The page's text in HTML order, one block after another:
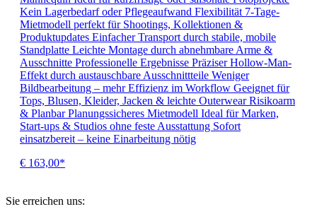
Kein Lagerbedarf oder Pflegeaufwand Flexibilität 7-Tage-
Mietmodell perfekt für Shootings, Kollektionen &
Produktupdates Einfacher Transport durch stabile, mobile
Standplatte Leichte Montage durch abnehmbare Arme &
Ausschnitte Professionelle Ergebnisse Präziser Hollow-Man-
Effekt durch austauschbare Ausschnittteile Weniger
Bildbearbeitung – mehr Effizienz im Workflow Geeignet für
Tops, Blusen, Kleider, Jacken & leichte Outerwear Risikoarm
& Planbar Planungssicheres Mietmodell Ideal für Marken,
Start-ups & Studios ohne feste Ausstattung Sofort
einsatzbereit – keine Einarbeitung nötig
€ 163,00*
Sie erreichen uns: